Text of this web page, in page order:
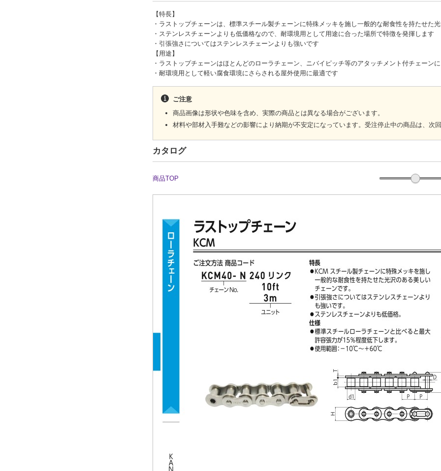
【特長】
・ラストップチェーンは、標準スチール製チェーンに特殊メッキを施し一般的な耐食性を持たせた
・ステンレスチェーンよりも低価格なので、耐環境用として用途に合った場所で特徴を発揮します
・引張強さについてはステンレスチェーンよりも強いです
【用途】
・ラストップチェーンはほとんどのローラチェーン、ニバイピッチ等のアタッチメント付チェーン
・耐環境用として軽い腐食環境にさらされる屋外使用に最適です
ご注意
商品画像は形状や色味を含め、実際の商品とは異なる場合がございます。
材料や部材入手難などの影響により納期が不安定になっています。受注停止中の商品は、次
カタログ
商品TOP